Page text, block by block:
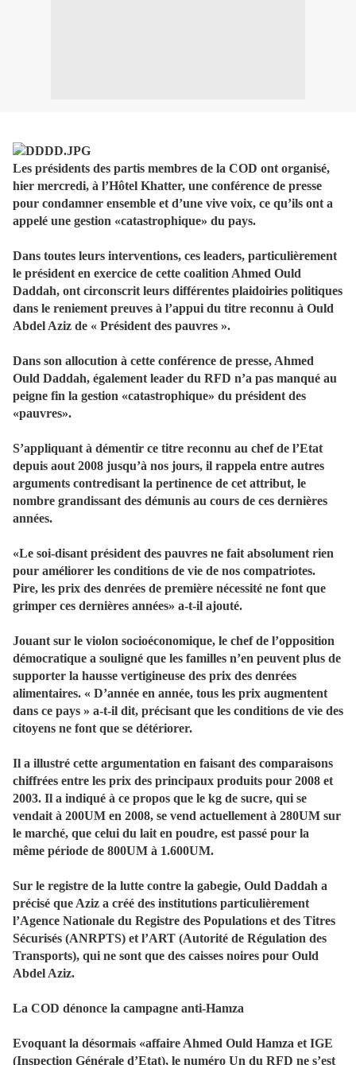
Les présidents des partis membres de la COD ont organisé,
hier mercredi, à l’Hôtel Khatter, une conférence de presse
pour condamner ensemble et d’une vive voix, ce qu’ils ont a
appelé une gestion «catastrophique» du pays.
Dans toutes leurs interventions, ces leaders, particulièrement
le président en exercice de cette coalition Ahmed Ould
Daddah, ont circonscrit leurs différentes plaidoiries politiques
dans le reniement preuves à l’appui du titre reconnu à Ould
Abdel Aziz de « Président des pauvres ».
Dans son allocution à cette conférence de presse, Ahmed
Ould Daddah, également leader du RFD n’a pas manqué au
peigne fin la gestion «catastrophique» du président des
«pauvres».
S’appliquant à démentir ce titre reconnu au chef de l’Etat
depuis aout 2008 jusqu’à nos jours, il rappela entre autres
arguments contredisant la pertinence de cet attribut, le
nombre grandissant des démunis au cours de ces dernières
années.
«Le soi-disant président des pauvres ne fait absolument rien
pour améliorer les conditions de vie de nos compatriotes.
Pire, les prix des denrées de première nécessité ne font que
grimper ces dernières années» a-t-il ajouté.
Jouant sur le violon socioéconomique, le chef de l’opposition
démocratique a souligné que les familles n’en peuvent plus de
supporter la hausse vertigineuse des prix des denrées
alimentaires. « D’année en année, tous les prix augmentent
dans ce pays » a-t-il dit, précisant que les conditions de vie des
citoyens ne font que se détériorer.
Il a illustré cette argumentation en faisant des comparaisons
chiffrées entre les prix des principaux produits pour 2008 et
2003. Il a indiqué à ce propos que le kg de sucre, qui se
vendait à 200UM en 2008, se vend actuellement à 280UM sur
le marché, que celui du lait en poudre, est passé pour la
même période de 800UM à 1.600UM.
Sur le registre de la lutte contre la gabegie, Ould Daddah a
précisé que Aziz a créé des institutions particulièrement
l’Agence Nationale du Registre des Populations et des Titres
Sécurisés (ANRPTS) et l’ART (Autorité de Régulation des
Transports), qui ne sont que des caisses noires pour Ould
Abdel Aziz.
La COD dénonce la campagne anti-Hamza
Evoquant la désormais «affaire Ahmed Ould Hamza et IGE
(Inspection Générale d’Etat), le numéro Un du RFD ne s’est